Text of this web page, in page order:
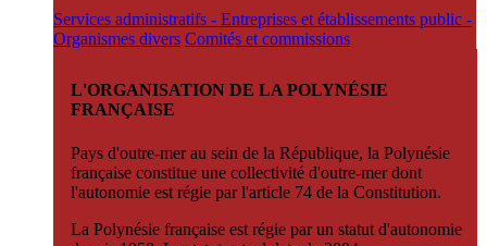
Services administratifs - Entreprises et établissements public -
Organismes divers Comités et commissions
L'ORGANISATION DE LA POLYNÉSIE
FRANÇAISE
Pays d'outre-mer au sein de la République, la Polynésie
française constitue une collectivité d'outre-mer dont
l'autonomie est régie par l'article 74 de la Constitution.
La Polynésie française est régie par un statut d'autonomie